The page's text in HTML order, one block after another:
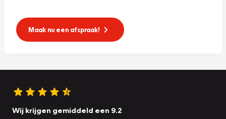
Maak nu een afspraak!
Wij krijgen gemiddeld een 9.2